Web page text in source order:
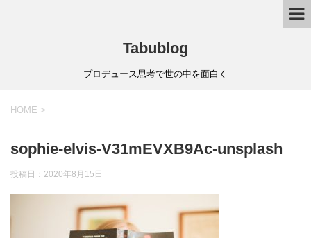
Tabublog
プロデュース思考で世の中を面白く
HOME >
sophie-elvis-V31mEVXB9Ac-unsplash
投稿日： 2020年8月15日